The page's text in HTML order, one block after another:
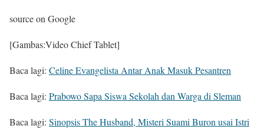
source on Google
[Gambas:Video Chief Tablet]
Baca lagi: Celine Evangelista Antar Anak Masuk Pesantren
Baca lagi: Prabowo Sapa Siswa Sekolah dan Warga di Sleman
Baca lagi: Sinopsis The Husband, Misteri Suami Buron usai Istri